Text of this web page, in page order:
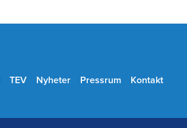
TEV Nyheter Pressrum Kontakt